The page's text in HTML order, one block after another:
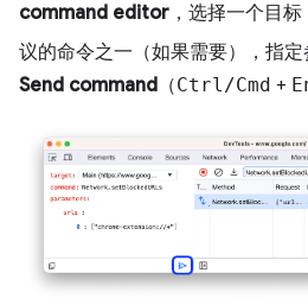
command editor ，选择一个目
议的命令之一（如果需要），指
Send command （Ctrl/Cmd +